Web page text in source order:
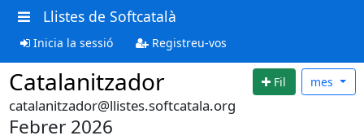
Llistes de Softcatalà
Inicia la sessió Registreu-vos
Catalanitzador Fil mes
catalanitzador@llistes.softcatala.org
Febrer 2026